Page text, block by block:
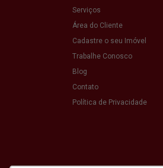
Serviços
Área do Cliente
Cadastre o seu Imóvel
Trabalhe Conosco
Blog
Contato
Política de Privacidade